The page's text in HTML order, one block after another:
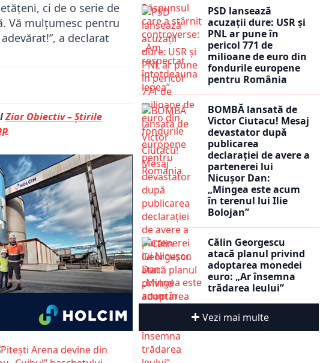
ci de o serie de
Vă mulțumesc pentru
a declarat
Ziar Obiectiv – Știrile
PSD lansează
acuzații dure: USR și
PNL ar pune în
pericol 771 de
milioane de euro din
fondurile europene
pentru România
BOMBĂ lansată de
Victor Ciutacu! Mesaj
devastator după
publicarea
declarației de avere a
partenerei lui
Nicușor Dan:
„Mingea este acum
în terenul lui Ilie
Bolojan”
Călin Georgescu
atacă planul privind
adoptarea monedei
euro: „Ar însemna
trădarea leului”
Vezi mai multe